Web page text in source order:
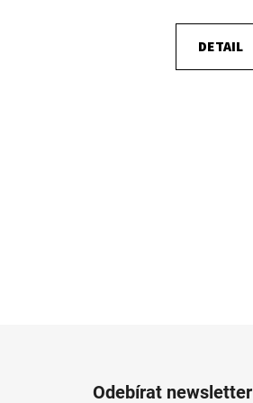
DETAIL
Odebírat newsletter